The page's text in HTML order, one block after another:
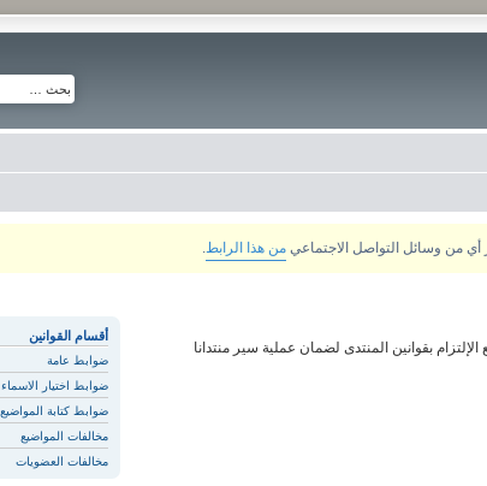
من هذا الرابط
أقسام القوانين
ضوابط عامة
ضوابط اختيار الاسماء
ضوابط كتابة المواضيع
مخالفات المواضيع
مخالفات العضويات
بقوانين المنتدى لضمان عملية سير منتدانا